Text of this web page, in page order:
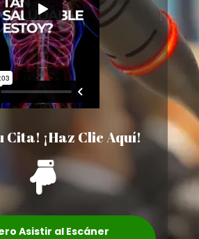
Cita! ¡Haz Clic Aquí!

Asistir al Escáner